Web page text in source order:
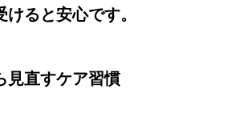
ると安心です。
見直すケア習慣